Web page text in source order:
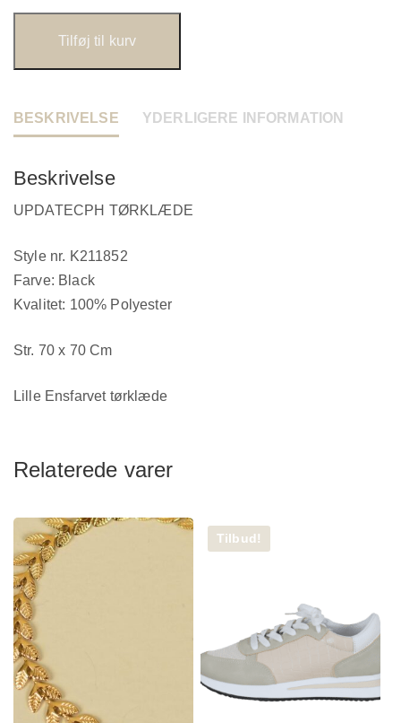
Tilføj til kurv
BESKRIVELSE YDERLIGERE INFORMATION
Beskrivelse
UPDATECPH TØRKLÆDE
Style nr. K211852
Farve: Black
Kvalitet: 100% Polyester
Str. 70 x 70 Cm
Lille Ensfarvet tørklæde
Relaterede varer
Tilbud!